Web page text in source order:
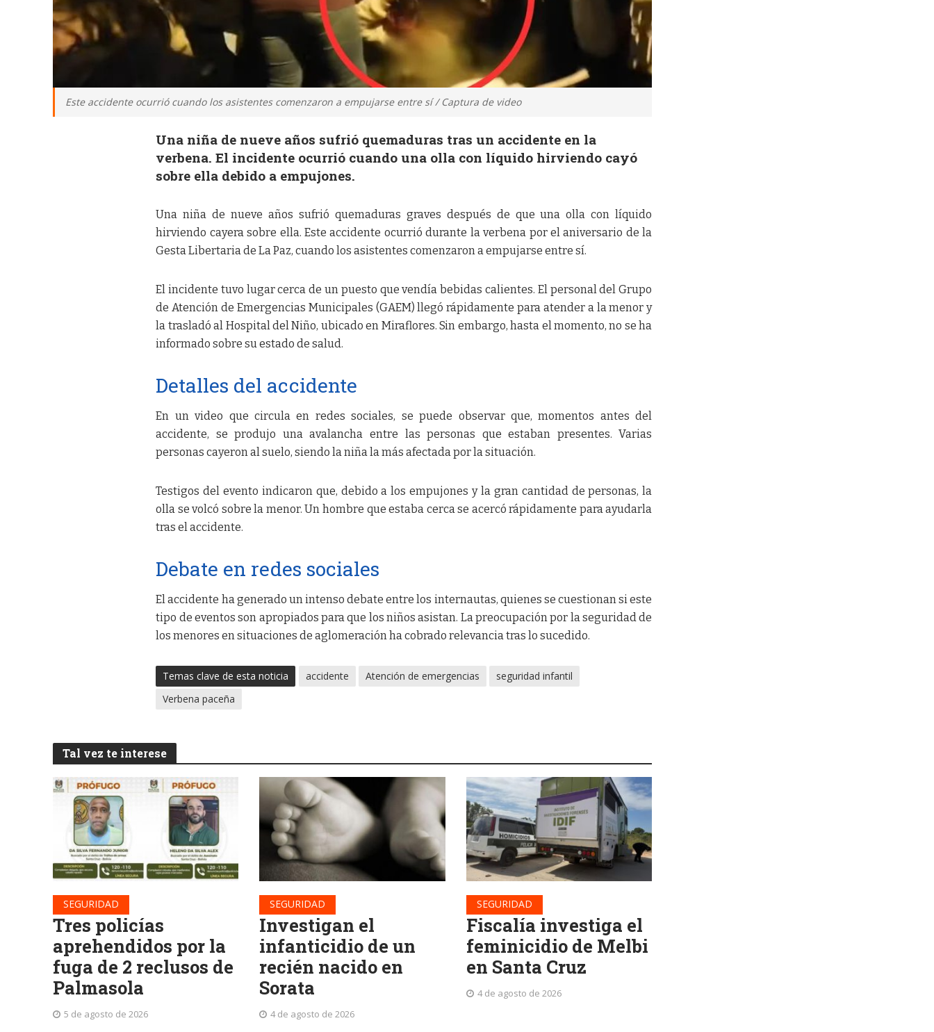
Este accidente ocurrió cuando los asistentes comenzaron a empujarse entre sí / Captura de video
Una niña de nueve años sufrió quemaduras tras un accidente en la
verbena. El incidente ocurrió cuando una olla con líquido hirviendo cayó
sobre ella debido a empujones.
Una niña de nueve años sufrió quemaduras graves después de que una olla con líquido
hirviendo cayera sobre ella. Este accidente ocurrió durante la verbena por el aniversario de la
Gesta Libertaria de La Paz, cuando los asistentes comenzaron a empujarse entre sí.
El incidente tuvo lugar cerca de un puesto que vendía bebidas calientes. El personal del Grupo
de Atención de Emergencias Municipales (GAEM) llegó rápidamente para atender a la menor y
la trasladó al Hospital del Niño, ubicado en Miraflores. Sin embargo, hasta el momento, no se ha
informado sobre su estado de salud.
Detalles del accidente
En un video que circula en redes sociales, se puede observar que, momentos antes del
accidente, se produjo una avalancha entre las personas que estaban presentes. Varias
personas cayeron al suelo, siendo la niña la más afectada por la situación.
Testigos del evento indicaron que, debido a los empujones y la gran cantidad de personas, la
olla se volcó sobre la menor. Un hombre que estaba cerca se acercó rápidamente para ayudarla
tras el accidente.
Debate en redes sociales
El accidente ha generado un intenso debate entre los internautas, quienes se cuestionan si este
tipo de eventos son apropiados para que los niños asistan. La preocupación por la seguridad de
los menores en situaciones de aglomeración ha cobrado relevancia tras lo sucedido.
Temas clave de esta noticia accidente Atención de emergencias
seguridad infantil
Verbena paceña
Tal vez te interese
SEGURIDAD
Tres policías
aprehendidos por la
fuga de 2 reclusos de
Palmasola
5 de agosto de 2026
SEGURIDAD
Investigan el
infanticidio de un
recién nacido en
Sorata
4 de agosto de 2026
SEGURIDAD
Fiscalía investiga el
feminicidio de Melbi
en Santa Cruz
4 de agosto de 2026